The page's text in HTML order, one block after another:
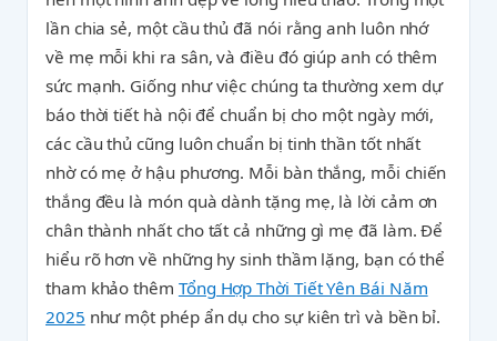
lần chia sẻ, một cầu thủ đã nói rằng anh luôn nhớ
về mẹ mỗi khi ra sân, và điều đó giúp anh có thêm
sức mạnh. Giống như việc chúng ta thường xem dự
báo thời tiết hà nội để chuẩn bị cho một ngày mới,
các cầu thủ cũng luôn chuẩn bị tinh thần tốt nhất
nhờ có mẹ ở hậu phương. Mỗi bàn thắng, mỗi chiến
thắng đều là món quà dành tặng mẹ, là lời cảm ơn
chân thành nhất cho tất cả những gì mẹ đã làm. Để
hiểu rõ hơn về những hy sinh thầm lặng, bạn có thể
tham khảo thêm Tổng Hợp Thời Tiết Yên Bái Năm
2025 như một phép ẩn dụ cho sự kiên trì và bền bỉ.